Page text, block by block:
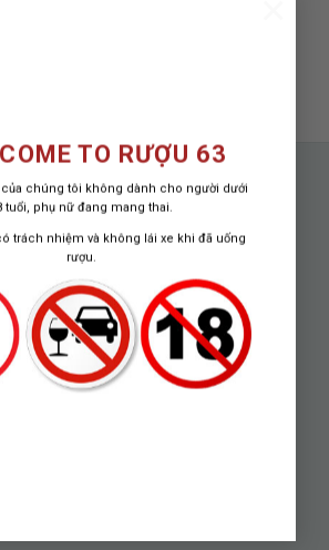
TO RƯỢU 63
của chúng tôi không dành cho người dưới
tuổi, phụ nữ đang mang thai.
trách nhiệm và không lái xe khi đã uống
rượu.
Tri Phương, Ba Đình
zalo/viber/telegram
DẪN